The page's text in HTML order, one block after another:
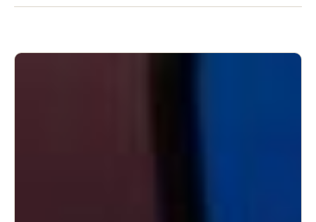
smartphone, sans avoir besoin de télécharger une appli.
traditionnels.